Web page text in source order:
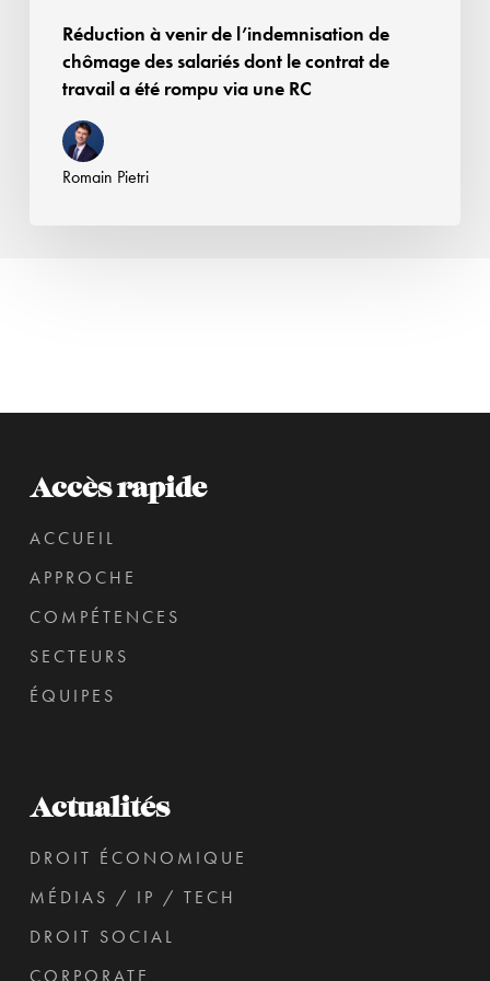
travail
rompu
Réduction à venir de l’indemnisation de
chômage des salariés dont le contrat de
travail a été rompu via une RC
Romain Pietri
Accès rapide
ACCUEIL
APPROCHE
COMPÉTENCES
SECTEURS
ÉQUIPES
Actualités
DROIT ÉCONOMIQUE
MÉDIAS / IP / TECH
DROIT SOCIAL
CORPORATE